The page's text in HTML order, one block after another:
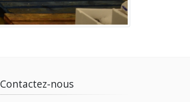
Contactez-nous